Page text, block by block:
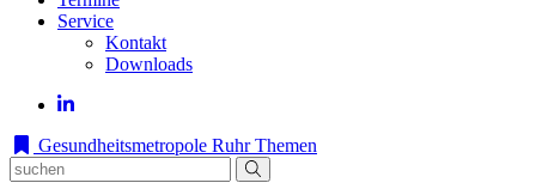
Service
Kontakt
Downloads
Gesundheitsmetropole Ruhr Themen